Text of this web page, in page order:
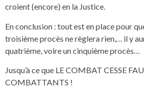
croient (encore) en la Justice.
En conclusion : tout est en place pour
troisième procès ne règlera rien,… il y
quatrième, voire un cinquième procès…
Jusqu’à ce que LE COMBAT CESSE
COMBATTANTS !